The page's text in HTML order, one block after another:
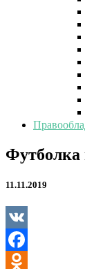
Футболка
на
спереди
Футболка
11.11.2019
VK
Facebook